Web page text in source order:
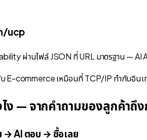
ucp
ผ่านไฟล์ JSON ที่ URL มาตรฐาน — AI
E-commerce เหมือนที่ TCP/IP ทำกับอิน
ง — จากคำถามของลูกค้าถึง
→ AI ตอบ → ซื้อเลย